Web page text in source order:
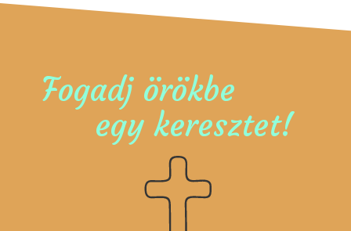
Fogadj örökbe
egy keresztet!